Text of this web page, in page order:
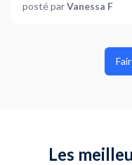
les évacuer.
Que faut-il faire des
Où en êtes-vous dans
Je suis prêt à démarrer
posté parVanessa F
Les